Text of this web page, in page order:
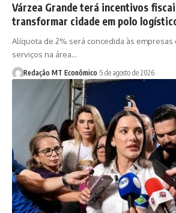
Várzea Grande terá incentivos
transformar cidade em polo
Alíquota de 2% será concedida às
serviços na área…
Redação MT Econômico 5 de agosto de 2026